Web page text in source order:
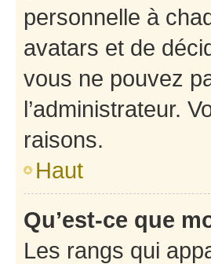
personnelle à
avatars et de
vous ne pouvez
l’administrateur.
raisons.
Haut
Qu’est-ce que
Les rangs qui